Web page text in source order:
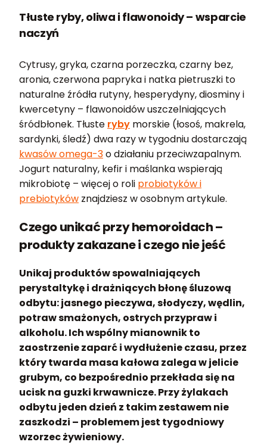
Tłuste ryby, oliwa i flawonoidy – wsparcie
naczyń
Cytrusy, gryka, czarna porzeczka, czarny bez,
aronia, czerwona papryka i natka pietruszki to
naturalne źródła rutyny, hesperydyny, diosminy i
kwercetyny – flawonoidów uszczelniających
śródbłonek. Tłuste ryby morskie (łosoś, makrela,
sardynki, śledź) dwa razy w tygodniu dostarczają
kwasów omega-3o działaniu przeciwzapalnym.
Jogurt naturalny, kefir i maślanka wspierają
mikrobiotę – więcej o roli probiotyków i
prebiotyków znajdziesz w osobnym artykule.
Czego unikać przy hemoroidach –
produkty zakazane i czego nie jeść
Unikaj produktów spowalniających
perystaltykę i drażniących błonę śluzową
odbytu: jasnego pieczywa, słodyczy, wędlin,
potraw smażonych, ostrych przypraw i
alkoholu. Ich wspólny mianownik to
zaostrzenie zaparć i wydłużenie czasu, przez
który twarda masa kałowa zalega w jelicie
grubym, co bezpośrednio przekłada się na
ucisk na guzki krwawnicze. Przy żylakach
odbytu jeden dzień z takim zestawem nie
zaszkodzi – problemem jest tygodniowy
wzorzec żywieniowy.